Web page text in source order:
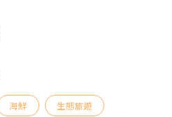
海鮮 生態旅遊